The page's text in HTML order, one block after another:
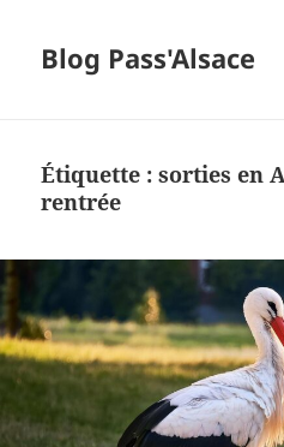
Blog Pass'Alsace
Étiquette :sorties en
rentrée